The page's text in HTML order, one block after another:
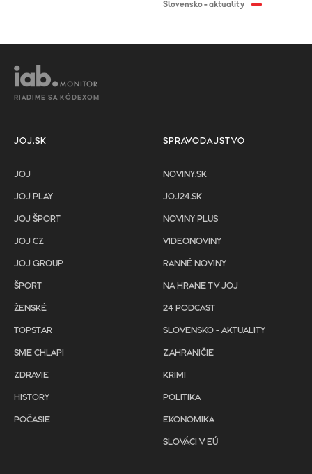
Slovensko - aktuality
RIADIME SA KÓDEXOM
JOJ.SK
JOJ
JOJ PLAY
JOJ ŠPORT
JOJ CZ
JOJ GROUP
ŠPORT
ŽENSKÉ
TOPSTAR
SME CHLAPI
ZDRAVIE
HISTORY
POČASIE
SPRAVODAJSTVO
NOVINY.SK
JOJ24.SK
NOVINY PLUS
VIDEONOVINY
RANNÉ NOVINY
NA HRANE TV JOJ
24 PODCAST
SLOVENSKO - AKTUALITY
ZAHRANIČIE
KRIMI
POLITIKA
EKONOMIKA
SLOVÁCI V EÚ